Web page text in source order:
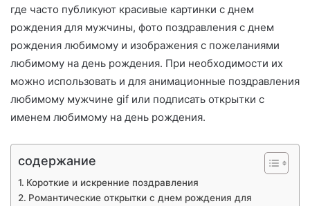
где часто публикуют красивые картинки с днем
рождения для мужчины, фото поздравления с днем
рождения любимому и изображения с пожеланиями
любимому на день рождения. При необходимости их
можно использовать и для анимационные поздравления
любимому мужчине gif или подписать открытки с
именем любимому на день рождения.
содержание
Короткие и искренние поздравления
Романтические открытки с днем рождения для